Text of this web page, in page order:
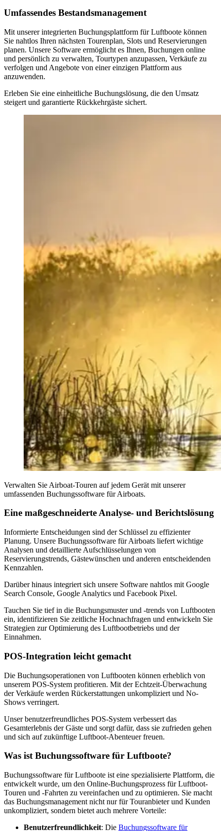
Umfassendes Bestandsmanagement
Mit unserer integrierten Buchungsplattform für Luftboote können
Sie nahtlos Ihren nächsten Tourenplan, Slots und Reservierungen
planen. Unsere Software ermöglicht es Ihnen, Buchungen online
und persönlich zu verwalten, Tourtypen anzupassen, Verkäufe zu
verfolgen und Angebote von einer einzigen Plattform aus
anzuwenden.
Erleben Sie eine einheitliche Buchungslösung, die den Umsatz
steigert und garantierte Rückkehrgäste sichert.
Verwalten Sie Airboat-Touren auf jedem Gerät mit unserer
umfassenden Buchungssoftware für Airboats.
Eine maßgeschneiderte Analyse- und Berichtslösung
Informierte Entscheidungen sind der Schlüssel zu effizienter
Planung. Unsere Buchungssoftware für Airboats liefert wichtige
Analysen und detaillierte Aufschlüsselungen von
Reservierungstrends, Gästewünschen und anderen entscheidenden
Kennzahlen.
Darüber hinaus integriert sich unsere Software nahtlos mit Google
Search Console, Google Analytics und Facebook Pixel.
Tauchen Sie tief in die Buchungsmuster und -trends von Luftbooten
ein, identifizieren Sie zeitliche Hochnachfragen und entwickeln Sie
Strategien zur Optimierung des Luftbootbetriebs und der
Einnahmen.
POS-Integration leicht gemacht
Die Buchungsoperationen von Luftbooten können erheblich von
unserem POS-System profitieren. Mit der Echtzeit-Überwachung
der Verkäufe werden Rückerstattungen unkompliziert und No-
Shows verringert.
Unser benutzerfreundliches POS-System verbessert das
Gesamterlebnis der Gäste und sorgt dafür, dass sie zufrieden gehen
und sich auf zukünftige Luftboot-Abenteuer freuen.
Was ist Buchungssoftware für Luftboote?
Buchungssoftware für Luftboote ist eine spezialisierte Plattform, die
entwickelt wurde, um den Online-Buchungsprozess für Luftboot-
Touren und -Fahrten zu vereinfachen und zu optimieren. Sie macht
das Buchungsmanagement nicht nur für Touranbieter und Kunden
unkompliziert, sondern bietet auch mehrere Vorteile:
Benutzerfreundlichkeit: Die Buchungssoftware für